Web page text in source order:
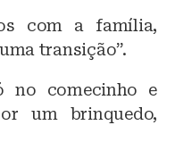
com a família,
transição”.
no comecinho e
um brinquedo,